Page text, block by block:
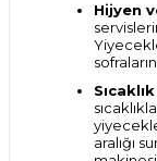
Hijyen
aralığı